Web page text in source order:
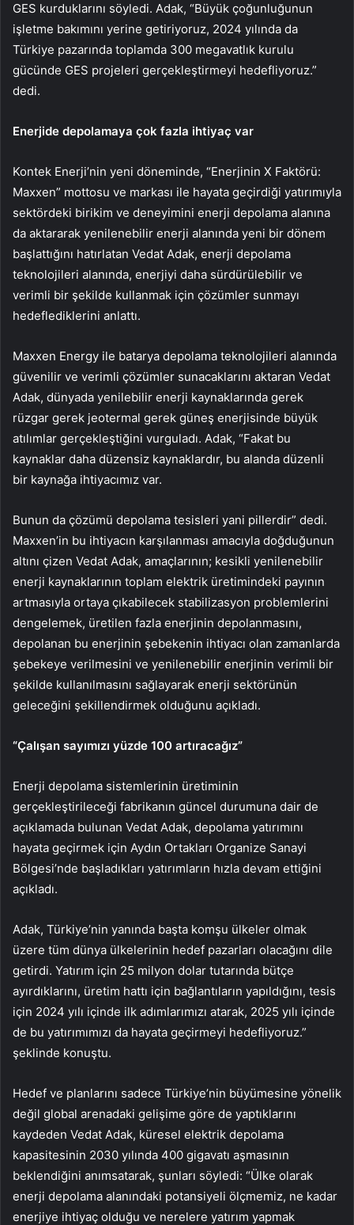
GES kurduklarını söyledi. Adak, “Büyük çoğunluğunun
işletme bakımını yerine getiriyoruz, 2024 yılında da
Türkiye pazarında toplamda 300 megavatlık kurulu
gücünde GES projeleri gerçekleştirmeyi hedefliyoruz.”
dedi.
Enerjide depolamaya çok fazla ihtiyaç var
Kontek Enerji’nin yeni döneminde, “Enerjinin X Faktörü:
Maxxen” mottosu ve markası ile hayata geçirdiği yatırımıyla
sektördeki birikim ve deneyimini enerji depolama alanına
da aktararak yenilenebilir enerji alanında yeni bir dönem
başlattığını hatırlatan Vedat Adak, enerji depolama
teknolojileri alanında, enerjiyi daha sürdürülebilir ve
verimli bir şekilde kullanmak için çözümler sunmayı
hedeflediklerini anlattı.
Maxxen Energy ile batarya depolama teknolojileri alanında
güvenilir ve verimli çözümler sunacaklarını aktaran Vedat
Adak, dünyada yenilebilir enerji kaynaklarında gerek
rüzgar gerek jeotermal gerek güneş enerjisinde büyük
atılımlar gerçekleştiğini vurguladı. Adak, “Fakat bu
kaynaklar daha düzensiz kaynaklardır, bu alanda düzenli
bir kaynağa ihtiyacımız var.
Bunun da çözümü depolama tesisleri yani pillerdir” dedi.
Maxxen’in bu ihtiyacın karşılanması amacıyla doğduğunun
altını çizen Vedat Adak, amaçlarının; kesikli yenilenebilir
enerji kaynaklarının toplam elektrik üretimindeki payının
artmasıyla ortaya çıkabilecek stabilizasyon problemlerini
dengelemek, üretilen fazla enerjinin depolanmasını,
depolanan bu enerjinin şebekenin ihtiyacı olan zamanlarda
şebekeye verilmesini ve yenilenebilir enerjinin verimli bir
şekilde kullanılmasını sağlayarak enerji sektörünün
geleceğini şekillendirmek olduğunu açıkladı.
“Çalışan sayımızı yüzde 100 artıracağız”
Enerji depolama sistemlerinin üretiminin
gerçekleştirileceği fabrikanın güncel durumuna dair de
açıklamada bulunan Vedat Adak, depolama yatırımını
hayata geçirmek için Aydın Ortakları Organize Sanayi
Bölgesi’nde başladıkları yatırımların hızla devam ettiğini
açıkladı.
Adak, Türkiye’nin yanında başta komşu ülkeler olmak
üzere tüm dünya ülkelerinin hedef pazarları olacağını dile
getirdi. Yatırım için 25 milyon dolar tutarında bütçe
ayırdıklarını, üretim hattı için bağlantıların yapıldığını, tesis
için 2024 yılı içinde ilk adımlarımızı atarak, 2025 yılı içinde
de bu yatırımımızı da hayata geçirmeyi hedefliyoruz.”
şeklinde konuştu.
Hedef ve planlarını sadece Türkiye’nin büyümesine yönelik
değil global arenadaki gelişime göre de yaptıklarını
kaydeden Vedat Adak, küresel elektrik depolama
kapasitesinin 2030 yılında 400 gigavatı aşmasının
beklendiğini anımsatarak, şunları söyledi: “Ülke olarak
enerji depolama alanındaki potansiyeli ölçmemiz, ne kadar
enerjiye ihtiyaç olduğu ve nerelere yatırım yapmak